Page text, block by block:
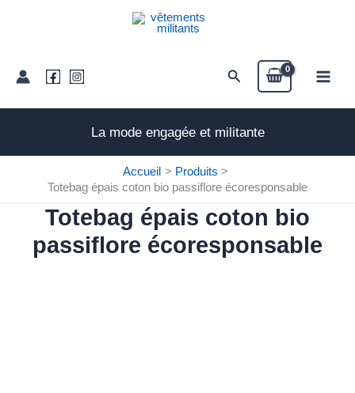
Rechercher
La mode engagée et militante
Accueil
Produits
Totebag épais coton bio passiflore écoresponsable
Totebag épais coton bio
passiflore écoresponsable
coton